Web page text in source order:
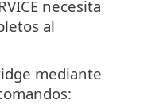
necesita
al
mediante